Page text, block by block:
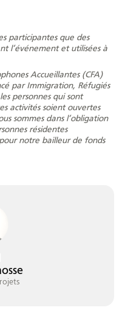
Organismes
participantes que des
l’événement et utilisées à
Accueillantes (CFA)
par Immigration, Réfugiés
personnes qui sont
activités soient ouvertes
sommes dans l’obligation
résidentes
notre bailleur de fonds